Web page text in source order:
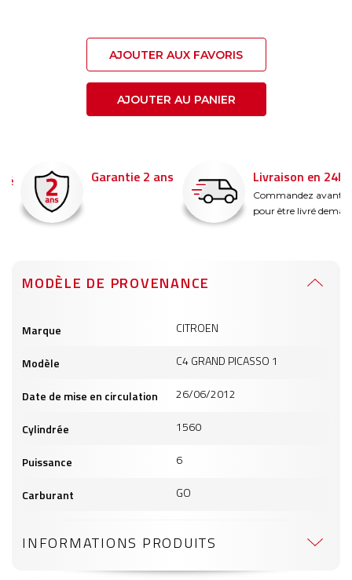
AJOUTER AUX FAVORIS
AJOUTER AU PANIER
Garantie 2 ans Livraison en 24h
Commandez avant 14h
pour être livré demain !
MODÈLE DE PROVENANCE
produits
Marque CITROEN
Modèle C4 GRAND PICASSO 1
Date de mise en circulation 26/06/2012
Cylindrée 1560
Puissance 6
Carburant GO
INFORMATIONS PRODUITS